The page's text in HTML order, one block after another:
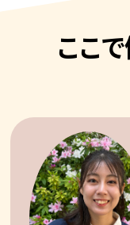
ここ